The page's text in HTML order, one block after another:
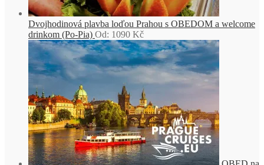
Dvojhodinová plavba loďou Prahou s OBEDOM a welcome
drinkom (Po-Pia) Od: 1090 Kč